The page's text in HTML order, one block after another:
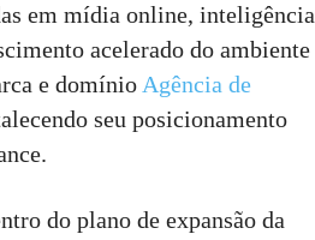
em mídia online, inteligência
acelerado do ambiente
e domínio Agência de
seu posicionamento
do plano de expansão da